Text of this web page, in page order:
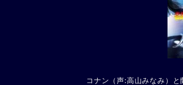
コナン（声:高山みなみ）